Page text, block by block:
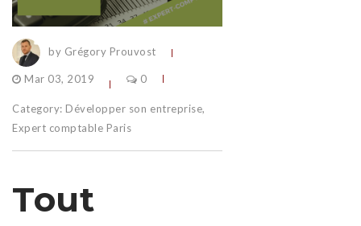
by Grégory Prouvost
Mar 03, 2019 0
Category: Développer son entreprise,
Expert comptable Paris
Tout